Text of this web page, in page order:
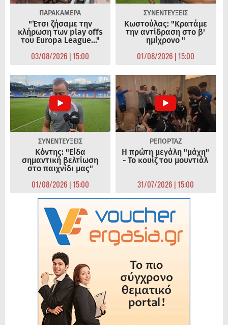
ΠΑΡΑΚΑΜΕΡΑ
"Έτσι ζήσαμε την
κλήρωση των play offs
του Europa League..."
03/08/2026 | 15:00
ΣΥΝΕΝΤΕΥΞΕΙΣ
Κωστούλας: "Κρατάμε
την αντίδραση στο β'
ημίχρονο "
01/08/2026 | 15:00
ΣΥΝΕΝΤΕΥΞΕΙΣ
Κόντης: "Είδα
σημαντική βελτίωση
στο παιχνίδι μας"
01/08/2026 | 15:00
ΡΕΠΟΡΤΑΖ
Η πρώτη μεγάλη "μάχη"
- Το κουίζ του μουντιάλ
31/07/2026 | 15:00